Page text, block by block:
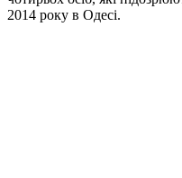
2014 року в Одесі.